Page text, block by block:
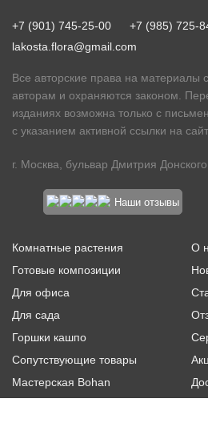
+7 (901) 745-25-00
+7 (985) 725-
lakosta.flora@gmail.com
Все авторские права на материалы
авторам и охраняются законом.
изданиях возможна только с
с указанием активной ссылки на сайт
г. Москва, бульвар Дмитрия
Наши отзывы
Комнатные растения
Готовые композиции
Для офиса
Для сада
Горшки кашпо
Сопутствующие товары
Мастерская Bohan
О